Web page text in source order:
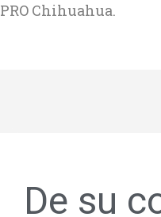
PRO Chihuahua.
De su